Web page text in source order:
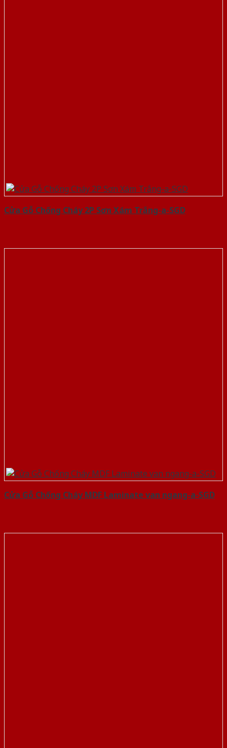
Cửa Gỗ Chống Cháy 2P Sơn Xám Trắng-a-SGD
Cửa Gỗ Chống Cháy MDF Laminate van ngang-a-SGD